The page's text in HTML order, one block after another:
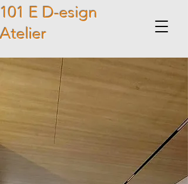
101 E D-esign
Atelier